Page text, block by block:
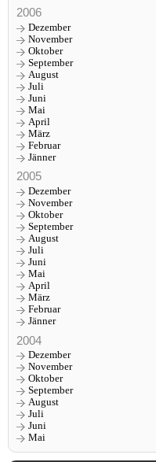
2006
Dezember
November
Oktober
September
August
Juli
Juni
Mai
April
März
Februar
Jänner
2005
Dezember
November
Oktober
September
August
Juli
Juni
Mai
April
März
Februar
Jänner
2004
Dezember
November
Oktober
September
August
Juli
Juni
Mai